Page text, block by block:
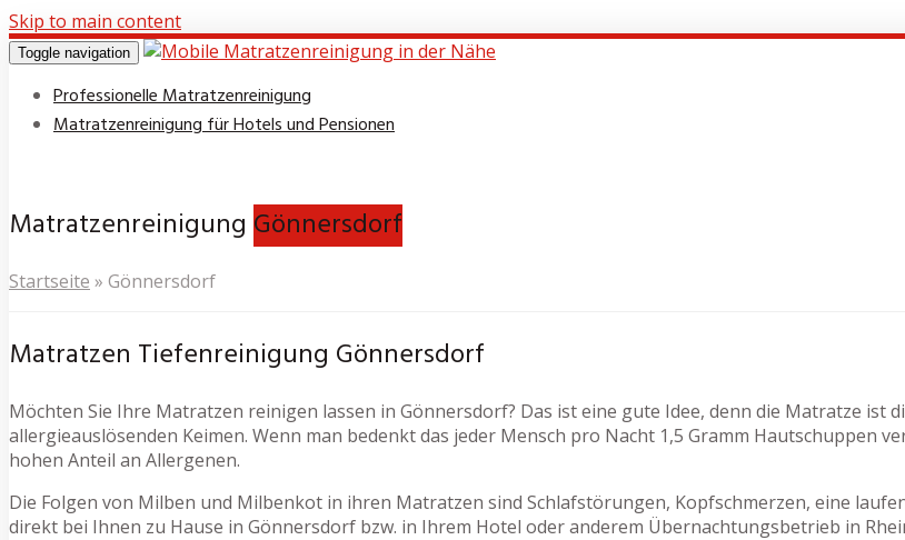
Skip to main content
Toggle navigation
Professionelle Matratzenreinigung
Matratzenreinigung für Hotels und Pensionen
Matratzenreinigung Gönnersdorf
Startseite » Gönnersdorf
Matratzen Tiefenreinigung Gönnersdorf
Möchten Sie Ihre Matratzen reinigen lassen in Gönnersdorf? Das ist eine gute Idee, denn die Matratze ist
allergieauslösenden Keimen. Wenn man bedenkt das jeder Mensch pro Nacht 1,5 Gramm Hautschuppen
hohen Anteil an Allergenen.
Die Folgen von Milben und Milbenkot in ihren Matratzen sind Schlafstörungen, Kopfschmerzen, eine
direkt bei Ihnen zu Hause in Gönnersdorf bzw. in Ihrem Hotel oder anderem Übernachtungsbetrieb in